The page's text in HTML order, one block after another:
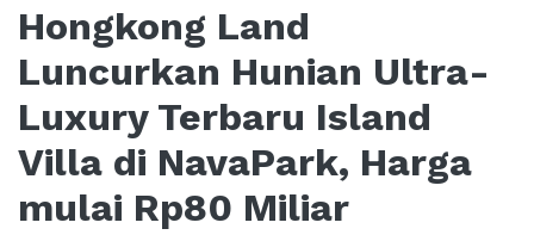
Hongkong Land
Luncurkan Hunian Ultra-
Luxury Terbaru Island
Villa di NavaPark, Harga
mulai Rp80 Miliar